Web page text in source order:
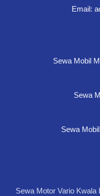
Email:
Sewa Mobil
Sewa
Sewa
Sewa Motor Vario